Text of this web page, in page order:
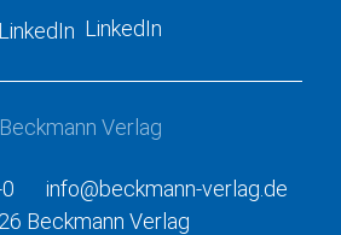
LinkedIn
info@beckmann-verlag.de
Beckmann Verlag